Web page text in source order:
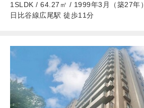
1SLDK / 64.27㎡ / 1999年3月（築27年）
日比谷線広尾駅 徒歩11分